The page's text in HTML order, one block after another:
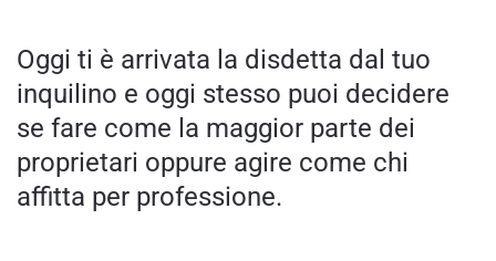
Oggi ti è arrivata la disdetta dal tuo
inquilino e oggi stesso puoi decidere
se fare come la maggior parte dei
proprietari oppure agire come chi
affitta per professione.